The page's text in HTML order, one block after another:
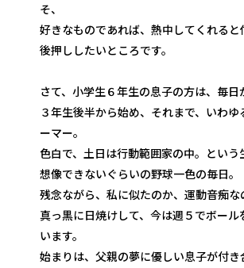
そ、
好きなものであれば、熱中してくれると
後押ししたいところです。
さて、小学生６年生の息子の方は、毎日
３年生後半から始め、それまで、いわゆ
ーマー。
色白で、土日は行動範囲家の中。という
想像できないぐらいの野球一色の毎日。
残念ながら、私に似たのか、運動音痴な
真っ黒に日焼けして、今は週５でボール
います。
始まりは、父親の夢に優しい息子が付